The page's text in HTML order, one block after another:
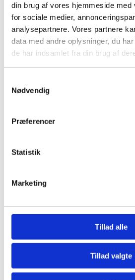
din brug af vores hjemmeside med
for sociale medier,
analysepartnere. Vores partnere
data med andre oplysninger, du
de har indsamlet fra din brug af
Nødvendig
Præferencer
Statistik
Marketing
Tillad alle
Tillad valgte